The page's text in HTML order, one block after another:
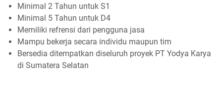
Minimal 2 Tahun untuk S1
Minimal 5 Tahun untuk D4
Memiliki refrensi dari pengguna jasa
Mampu bekerja secara individu maupun tim
Bersedia ditempatkan diseluruh proyek PT Yodya Karya
di Sumatera Selatan